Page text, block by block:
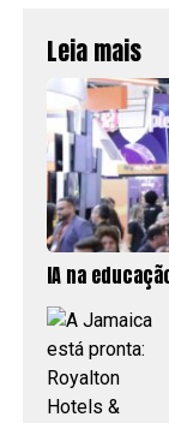
Leia mais
IA na